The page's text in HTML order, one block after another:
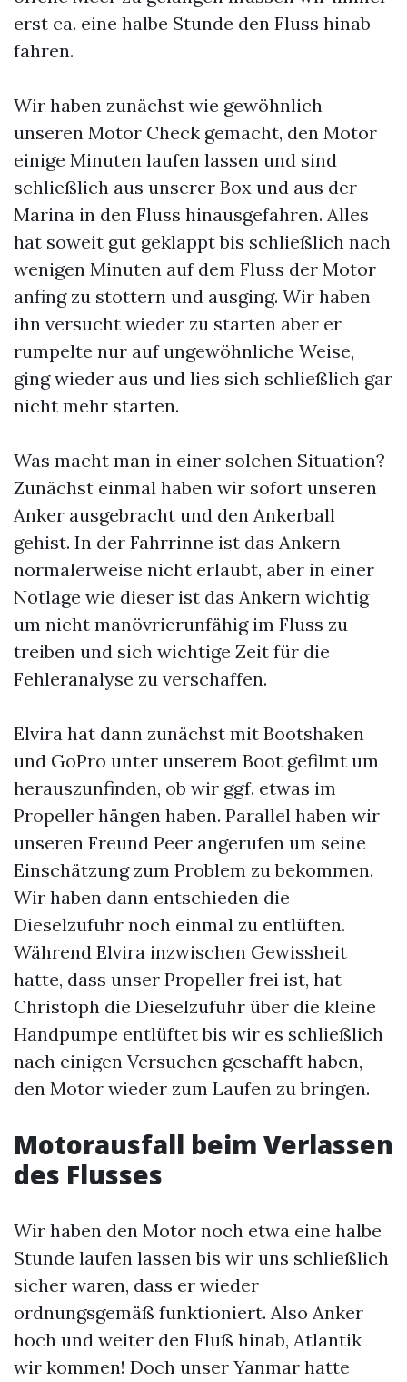
erst ca. eine halbe Stunde den Fluss hinab
fahren.
Wir haben zunächst wie gewöhnlich
unseren Motor Check gemacht, den Motor
einige Minuten laufen lassen und sind
schließlich aus unserer Box und aus der
Marina in den Fluss hinausgefahren. Alles
hat soweit gut geklappt bis schließlich nach
wenigen Minuten auf dem Fluss der Motor
anfing zu stottern und ausging. Wir haben
ihn versucht wieder zu starten aber er
rumpelte nur auf ungewöhnliche Weise,
ging wieder aus und lies sich schließlich gar
nicht mehr starten.
Was macht man in einer solchen Situation?
Zunächst einmal haben wir sofort unseren
Anker ausgebracht und den Ankerball
gehist. In der Fahrrinne ist das Ankern
normalerweise nicht erlaubt, aber in einer
Notlage wie dieser ist das Ankern wichtig
um nicht manövrierunfähig im Fluss zu
treiben und sich wichtige Zeit für die
Fehleranalyse zu verschaffen.
Elvira hat dann zunächst mit Bootshaken
und GoPro unter unserem Boot gefilmt um
herauszunfinden, ob wir ggf. etwas im
Propeller hängen haben. Parallel haben wir
unseren Freund Peer angerufen um seine
Einschätzung zum Problem zu bekommen.
Wir haben dann entschieden die
Dieselzufuhr noch einmal zu entlüften.
Während Elvira inzwischen Gewissheit
hatte, dass unser Propeller frei ist, hat
Christoph die Dieselzufuhr über die kleine
Handpumpe entlüftet bis wir es schließlich
nach einigen Versuchen geschafft haben,
den Motor wieder zum Laufen zu bringen.
Motorausfall beim Verlassen
des Flusses
Wir haben den Motor noch etwa eine halbe
Stunde laufen lassen bis wir uns schließlich
sicher waren, dass er wieder
ordnungsgemäß funktioniert. Also Anker
hoch und weiter den Fluß hinab, Atlantik
wir kommen! Doch unser Yanmar hatte